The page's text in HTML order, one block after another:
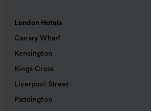
London Hotels
Canary Wharf
Kensington
Kings Cross
Liverpool Street
Paddington